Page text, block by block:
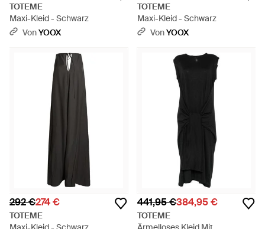
TOTEME
Maxi-Kleid - Schwarz
VonYOOX
TOTEME
Maxi-Kleid - Schwarz
VonYOOX
292 €274 €
TOTEME
441,95 €384,95 €
TOTEME